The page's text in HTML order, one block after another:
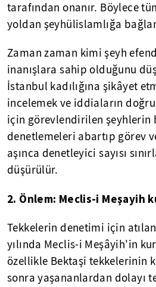
tarafından onanır. Böylece
yoldan şeyhülislamlığa
Zaman zaman kimi şeyh
inanışlara sahip olduğunu
İstanbul kadılığına şikâyet
incelemek ve iddiaların
için görevlendirilen şeyhlerin
denetlemeleri abartıp görev
aşınca denetleyici sayısı
düşürülür.
2. Önlem: Meclis-i Meşayih
Tekkelerin denetimi için
yılında Meclis-i Meşâyih'in
özellikle Bektaşi tekkelerinin
sonra yaşananlardan dolayı